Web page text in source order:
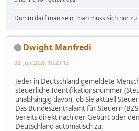
Dumm darf man sein, man muss sich nur zu
Dwight Manfredi
02. Juli 2026, 10:29:13
Jeder in Deutschland gemeldete
steuerliche Identifikationsnummer
unabhängig davon, ob Sie aktuell
Das Bundeszentralamt für Steuern
bereits direkt nach der Geburt oder
Deutschland automatisch zu.